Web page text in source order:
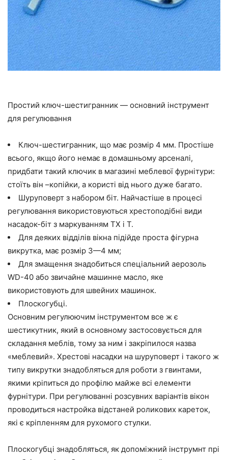
Простий ключ-шестигранник — основний інструмент
для регулювання
Ключ-шестигранник, що має розмір 4 мм. Простіше
всього, якщо його немає в домашньому арсеналі,
придбати такий ключик в магазині меблевої фурнітури:
стоїть він –копійки, а користі від нього дуже багато.
Шуруповерт з набором біт. Найчастіше в процесі
регулювання використовуються хрестоподібні види
насадок-біт з маркуванням ТХ і Т.
Для деяких відділів вікна підійде проста фігурна
викрутка, має розмір 3—4 мм;
Для змащення знадобиться спеціальний аерозоль
WD-40 або звичайне машинне масло, яке
використовують для швейних машинок.
Плоскогубці.
Основним регулюючим інструментом все ж є
шестикутник, який в основному застосовується для
складання меблів, тому за ним і закріпилося назва
«меблевий». Хрестові насадки на шуруповерт і такого ж
типу викрутки знадобляться для роботи з гвинтами,
якими кріпиться до профілю майже всі елементи
фурнітури. При регулюванні розсувних варіантів вікон
проводиться настройка відстаней роликових кареток,
які є кріпленням для рухомого стулки.
Плоскогубці знадобляться, як допоміжний інструмнт прі